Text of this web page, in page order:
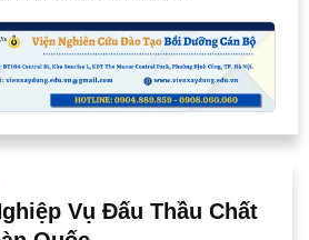
Vụ Đấu Thầu Chất